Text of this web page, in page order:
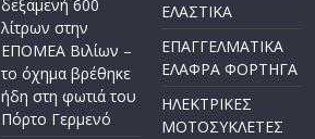
δεξαμενή 600
λίτρων στην
ΕΠΟΜΕΑ Βιλίων –
το όχημα βρέθηκε
ήδη στη φωτιά του
Πόρτο Γερμενό
ΕΛΑΣΤΙΚΑ
ΕΠΑΓΓΕΛΜΑΤΙΚΑ
ΕΛΑΦΡΑ ΦΟΡΤΗΓΑ
ΗΛΕΚΤΡΙΚΕΣ
ΜΟΤΟΣΥΚΛΕΤΕΣ